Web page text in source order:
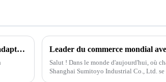
Découvrez les secrets du choix du mélange maître HDT le mieux adapté à vos besoins de fabrication
Salut ! Dans le monde d'aujourd'hui, où
Shanghai Sumitoyo Industrial Co., Ltd. se